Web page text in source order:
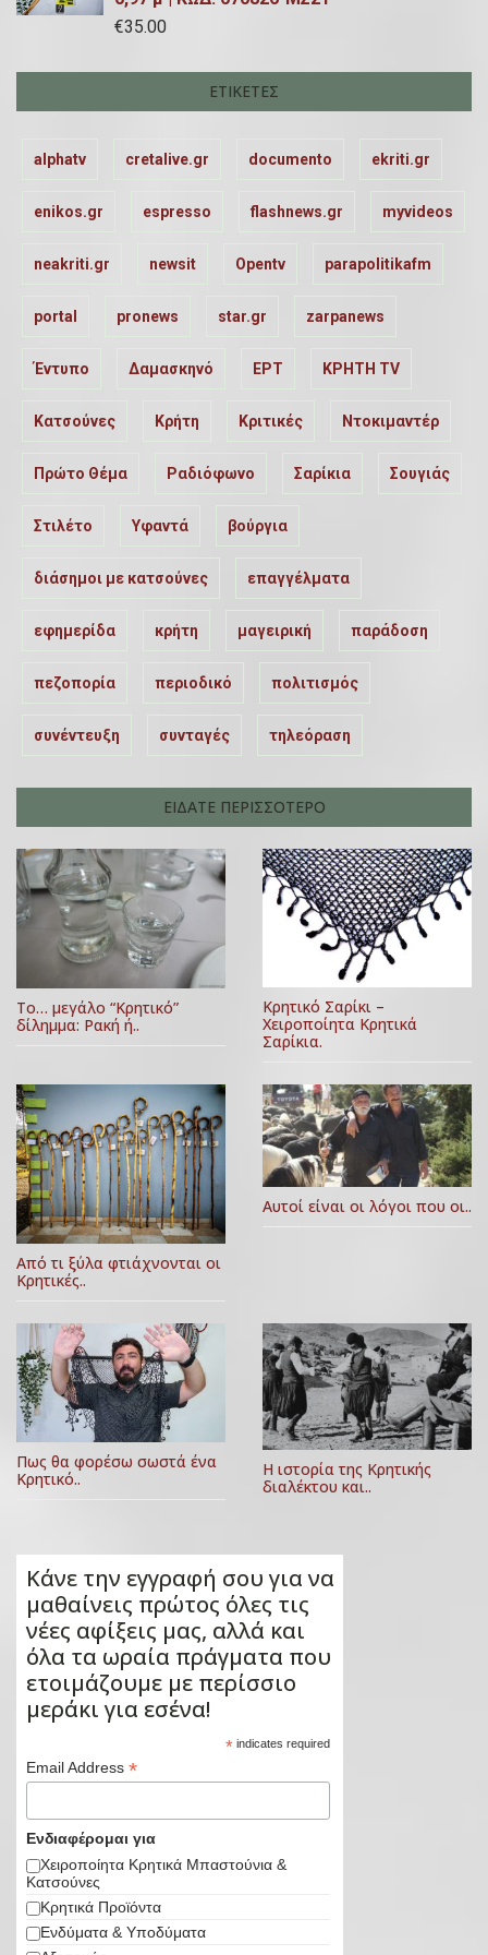
€35.00
ΕΤΙΚΈΤΕΣ
alphatv cretalive.gr documento ekriti.gr
enikos.gr espresso flashnews.gr myvideos
neakriti.gr newsit Opentv parapolitikafm
portal pronews star.gr zarpanews
Έντυπο Δαμασκηνό ΕΡΤ ΚΡΗΤΗ TV
Κατσούνες Κρήτη Κριτικές Ντοκιμαντέρ
Πρώτο Θέμα Ραδιόφωνο Σαρίκια Σουγιάς
Στιλέτο Υφαντά βούργια
διάσημοι με κατσούνες επαγγέλματα
εφημερίδα κρήτη μαγειρική παράδοση
πεζοπορία περιοδικό πολιτισμός
συνέντευξη συνταγές τηλεόραση
ΕΙΔΑΤΕ ΠΕΡΙΣΣΟΤΕΡΟ
Το… μεγάλο “Κρητικό”
δίλημμα: Ρακή ή..
Κρητικό Σαρίκι –
Χειροποίητα Κρητικά
Σαρίκια.
Από τι ξύλα φτιάχνονται οι
Κρητικές..
Αυτοί είναι οι λόγοι που οι..
Πως θα φορέσω σωστά ένα
Κρητικό..
Η ιστορία της Κρητικής
διαλέκτου και..
Κάνε την εγγραφή σου για να
μαθαίνεις πρώτος όλες τις
νέες αφίξεις μας, αλλά και
όλα τα ωραία πράγματα που
ετοιμάζουμε με περίσσιο
μεράκι για εσένα!
* indicates required
Email Address *
Ενδιαφέρομαι για
Χειροποίητα Κρητικά Μπαστούνια &
Κατσούνες
Κρητικά Προϊόντα
Ενδύματα & Υποδύματα